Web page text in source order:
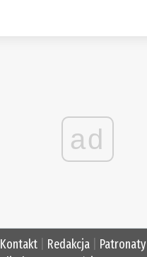
ad
Kontakt Redakcja Patronaty